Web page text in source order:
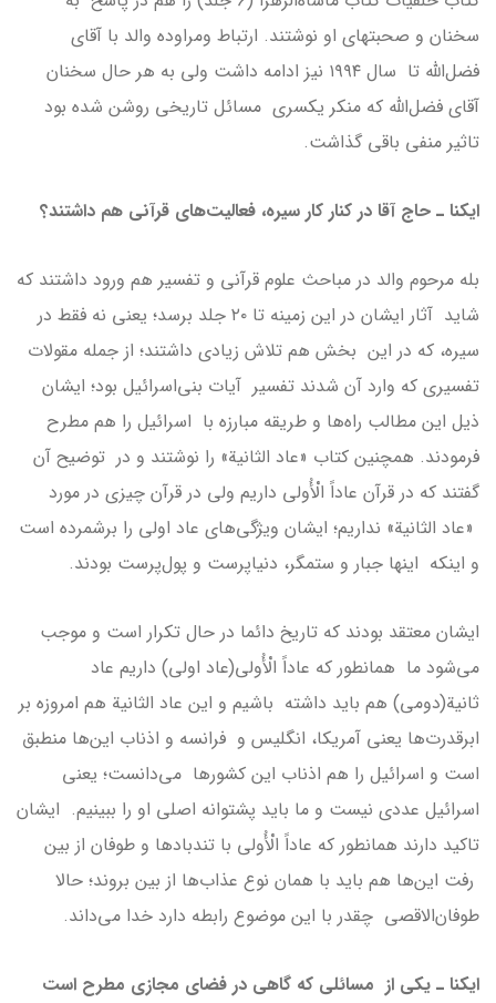
سخنان و صحبتهای او نوشتند. ارتباط ومراوده والد با آقای
فضل‌الله تا سال ۱۹۹۴ نیز ادامه داشت ولی به هر حال سخنان
آقای فضل‌الله که منکر یکسری مسائل تاریخی روشن شده بود
تاثیر منفی باقی گذاشت.
ایکنا ـ حاج آقا در کنار کار سیره، فعالیت‌های قرآنی هم داشتند؟
بله مرحوم والد در مباحث علوم قرآنی و تفسیر هم ورود داشتند که
شاید آثار ایشان در این زمینه تا ۲۰ جلد برسد؛ یعنی نه فقط در
سیره، که در این بخش هم تلاش زیادی داشتند؛ از جمله مقولات
تفسیری که وارد آن شدند تفسیر آیات بنی‌اسرائیل بود؛ ایشان
ذیل این مطالب راه‌ها و طریقه مبارزه با اسرائیل را هم مطرح
فرمودند. همچنین کتاب «عاد الثانیة» را نوشتند و در توضیح آن
گفتند که در قرآن عاداً الْأُولى داریم ولی در قرآن چیزی در مورد
«عاد الثانیة» نداریم؛ ایشان ویژگی‌های عاد اولی را برشمرده است
و اینکه اینها جبار و ستمگر، دنیاپرست و پول‌پرست بودند.
ایشان معتقد بودند که تاریخ دائما در حال تکرار است و موجب
می‌شود ما همانطور که عاداً الْأُولى(عاد اولی) داریم عاد
ثانیة(دومی) هم باید داشته باشیم و این عاد الثانية هم امروزه بر
ابرقدرت‌ها یعنی آمریکا، انگلیس و فرانسه و اذناب این‌ها منطبق
است و اسرائیل را هم اذناب این کشورها می‌دانست؛ یعنی
اسرائیل عددی نیست و ما باید پشتوانه اصلی او را ببینیم. ایشان
تاکید دارند همانطور که عاداً الْأُولى با تندبادها و طوفان از بین
رفت این‌ها هم باید با همان نوع عذاب‌ها از بین بروند؛ حالا
طوفان‌الاقصی چقدر با این موضوع رابطه دارد خدا می‌داند.
ایکنا ـ یکی از مسائلی که گاهی در فضای مجازی مطرح است